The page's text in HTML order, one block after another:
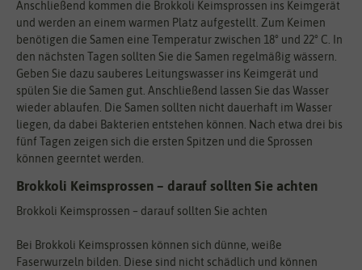
Anschließend kommen die Brokkoli Keimsprossen ins Keimgerät
und werden an einem warmen Platz aufgestellt. Zum Keimen
benötigen die Samen eine Temperatur zwischen 18° und 22° C. In
den nächsten Tagen sollten Sie die Samen regelmäßig wässern.
Geben Sie dazu sauberes Leitungswasser ins Keimgerät und
spülen Sie die Samen gut. Anschließend lassen Sie das Wasser
wieder ablaufen. Die Samen sollten nicht dauerhaft im Wasser
liegen, da dabei Bakterien entstehen können. Nach etwa drei bis
fünf Tagen zeigen sich die ersten Spitzen und die Sprossen
können geerntet werden.
Brokkoli Keimsprossen – darauf sollten Sie achten
Brokkoli Keimsprossen – darauf sollten Sie achten
Bei Brokkoli Keimsprossen können sich dünne, weiße
Faserwurzeln bilden. Diese sind nicht schädlich und können